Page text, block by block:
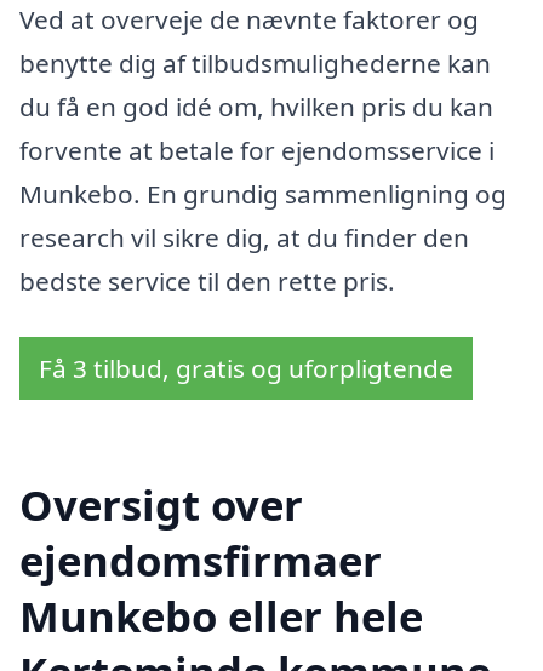
Ved at overveje de nævnte faktorer og
benytte dig af tilbudsmulighederne kan
du få en god idé om, hvilken pris du kan
forvente at betale for ejendomsservice i
Munkebo. En grundig sammenligning og
research vil sikre dig, at du finder den
bedste service til den rette pris.
Få 3 tilbud, gratis og uforpligtende
Oversigt over
ejendomsfirmaer
Munkebo eller hele